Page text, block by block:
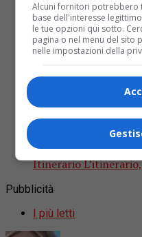
Viaggi6 anni fa
Cascate del
le meraviglie
Il sentiero delle
più suggestivi della
insieme le
Itinerario
Pubblicità
I più letti
Alcuni fornitori potrebbero
base dell'interesse
le tue opzioni qui sotto.
pagina o nel menu del sito
nelle impostazioni della